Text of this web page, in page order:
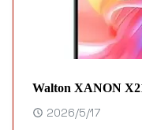
Walton XANON
2026/5/17